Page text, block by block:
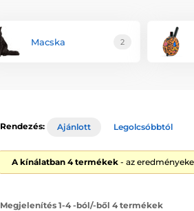
Macska 2
Rendezés: Ajánlott Legolcsóbbtól
A kínálatban 4 termékek - az
Megjelenítés 1-4 -ból/-ből 4 termékek